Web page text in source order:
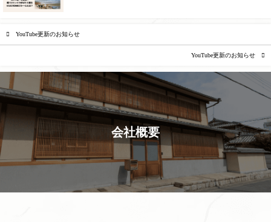
YouTube更新のお知らせ
YouTube更新のお知らせ
会社概要